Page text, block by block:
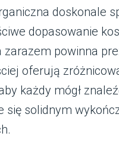
doskonale
dopasowanie
powinna
oferują
każdy mógł
się solidnym